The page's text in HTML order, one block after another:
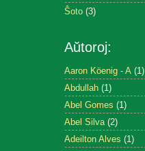
Ŝoto (3)
Aŭtoroj:
Aaron Köenig - A (1)
Abdullah (1)
Abel Gomes (1)
Abel Silva (2)
Adeilton Alves (1)